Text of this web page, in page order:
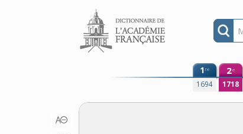
Aller au contenu
1re
1694
2e
1718